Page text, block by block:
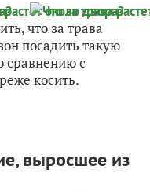
что за трава
посадить такую
сравнению с
косить.
выросшее из